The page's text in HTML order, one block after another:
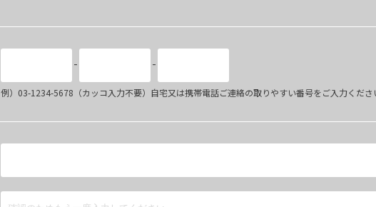
- -
例）03-1234-5678（カッコ入力不要）自宅又は携帯電話ご連絡の取りやすい番号をご入力くださ